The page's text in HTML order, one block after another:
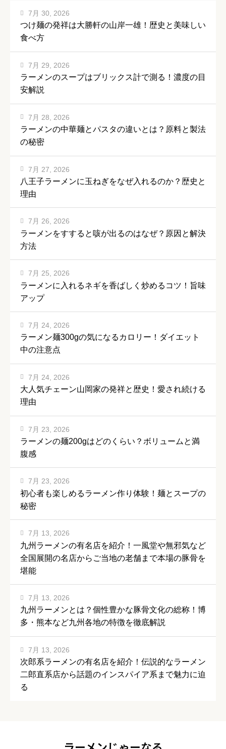
つけ麺の発祥は大勝軒の山岸一雄！歴史と美味しい
食べ方
7月 30, 2026
ラーメンのスープはブリックス計で測る！濃度の目
安解説
7月 29, 2026
ラーメンの中華麺とパスタの違いとは？原料と製法
の秘密
7月 28, 2026
八王子ラーメンに玉ねぎをなぜ入れるのか？歴史と
理由
7月 27, 2026
ラーメンをすすると咳が出るのはなぜ？原因と解決
方法
7月 26, 2026
ラーメンに入れるネギを香ばしく炒めるコツ！旨味
アップ
7月 25, 2026
ラーメン麺300gの気になるカロリー！ダイエット
中の注意点
7月 24, 2026
大人気チェーン山岡家の発祥と歴史！愛され続ける
理由
7月 24, 2026
ラーメンの麺200gはどのくらい？ボリュームと満
腹感
7月 23, 2026
初心者も楽しめるラーメン作り体験！麺とスープの
秘密
7月 23, 2026
九州ラーメンの有名店を紹介！一風堂や無邪気など
全国展開の名店からご当地の老舗まで本場の豚骨を
堪能
7月 13, 2026
九州ラーメンとは？個性豊かな豚骨文化の総称！博
多・熊本など九州各地の特徴を徹底解説
7月 13, 2026
次郎系ラーメンの有名店を紹介！伝説的なラーメン
二郎直系店から話題のインスパイア系まで魅力に迫
る
7月 13, 2026